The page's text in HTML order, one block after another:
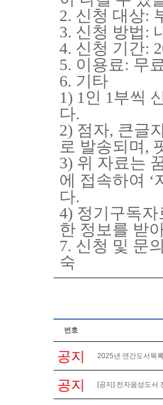
2. 신청 대상:
3. 신청 방법:
4. 신청 기간:
5. 이용료: 무
6. 기타
1) 1 인 1 부씩
다.
2) 점자, 큰글
로 발송되며 ,
3) 위 자료는
에 접속하여 ‘
다.
4) 정기구독
한 정보를 받
7. 신청 및 문
숙
번호
공지 2025년 연간도서목
공지 [공지] 전자음성도서